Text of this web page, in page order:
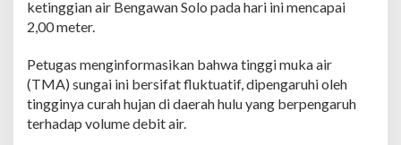
a
n
g
a
w
ketinggian air Bengawan Solo pada hari ini mencapai
2,00 meter.
Petugas menginformasikan bahwa tinggi muka air
(TMA) sungai ini bersifat fluktuatif, dipengaruhi oleh
tingginya curah hujan di daerah hulu yang berpengaruh
terhadap volume debit air.